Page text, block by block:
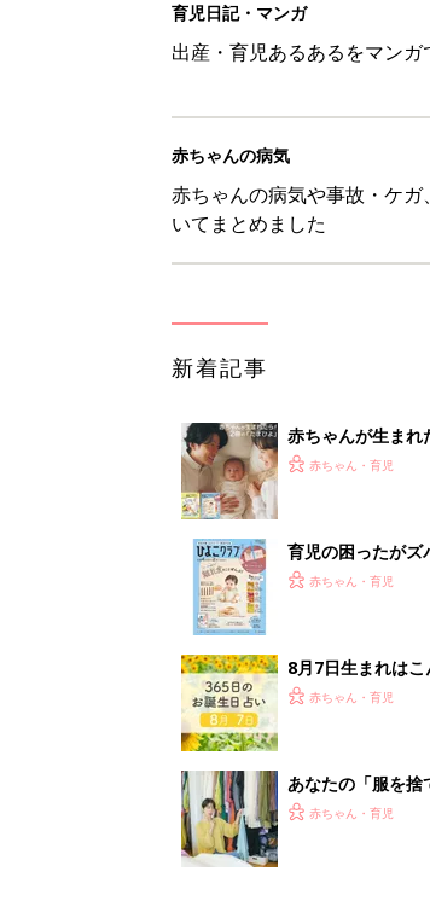
育児日記・マンガ
出産・育児あるあるをマンガ
赤ちゃんの病気
赤ちゃんの病気や事故・ケガ
いてまとめました
新着記事
赤ちゃんが生まれ
赤ちゃん・育児
育児の困ったが
つ情報がいっぱい！
赤ちゃん・育児
8月7日生まれは
赤ちゃん・育児
あなたの「服を捨
スタイリストが喝！
赤ちゃん・育児